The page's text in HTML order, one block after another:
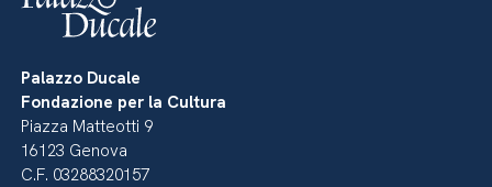
Palazzo Ducale
Fondazione per la Cultura
Piazza Matteotti 9
16123 Genova
C.F. 03288320157